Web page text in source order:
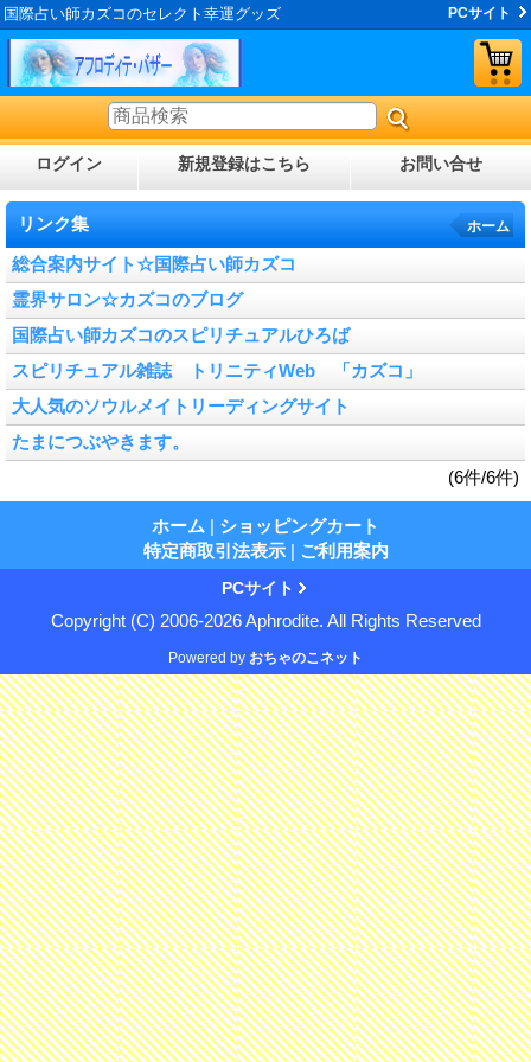
国際占い師カズコのセレクト幸運グッズ PCサイト
ログイン 新規登録はこちら お問い合せ
リンク集 ホーム
総合案内サイト☆国際占い師カズコ
霊界サロン☆カズコのブログ
国際占い師カズコのスピリチュアルひろば
スピリチュアル雑誌 トリニティWeb 「カズコ」
大人気のソウルメイトリーディングサイト
たまにつぶやきます。
(6件/6件)
ホーム | ショッピングカート
特定商取引法表示 | ご利用案内
PCサイト
Copyright (C) 2006-2026 Aphrodite. All Rights Reserved
Powered by おちゃのこネット